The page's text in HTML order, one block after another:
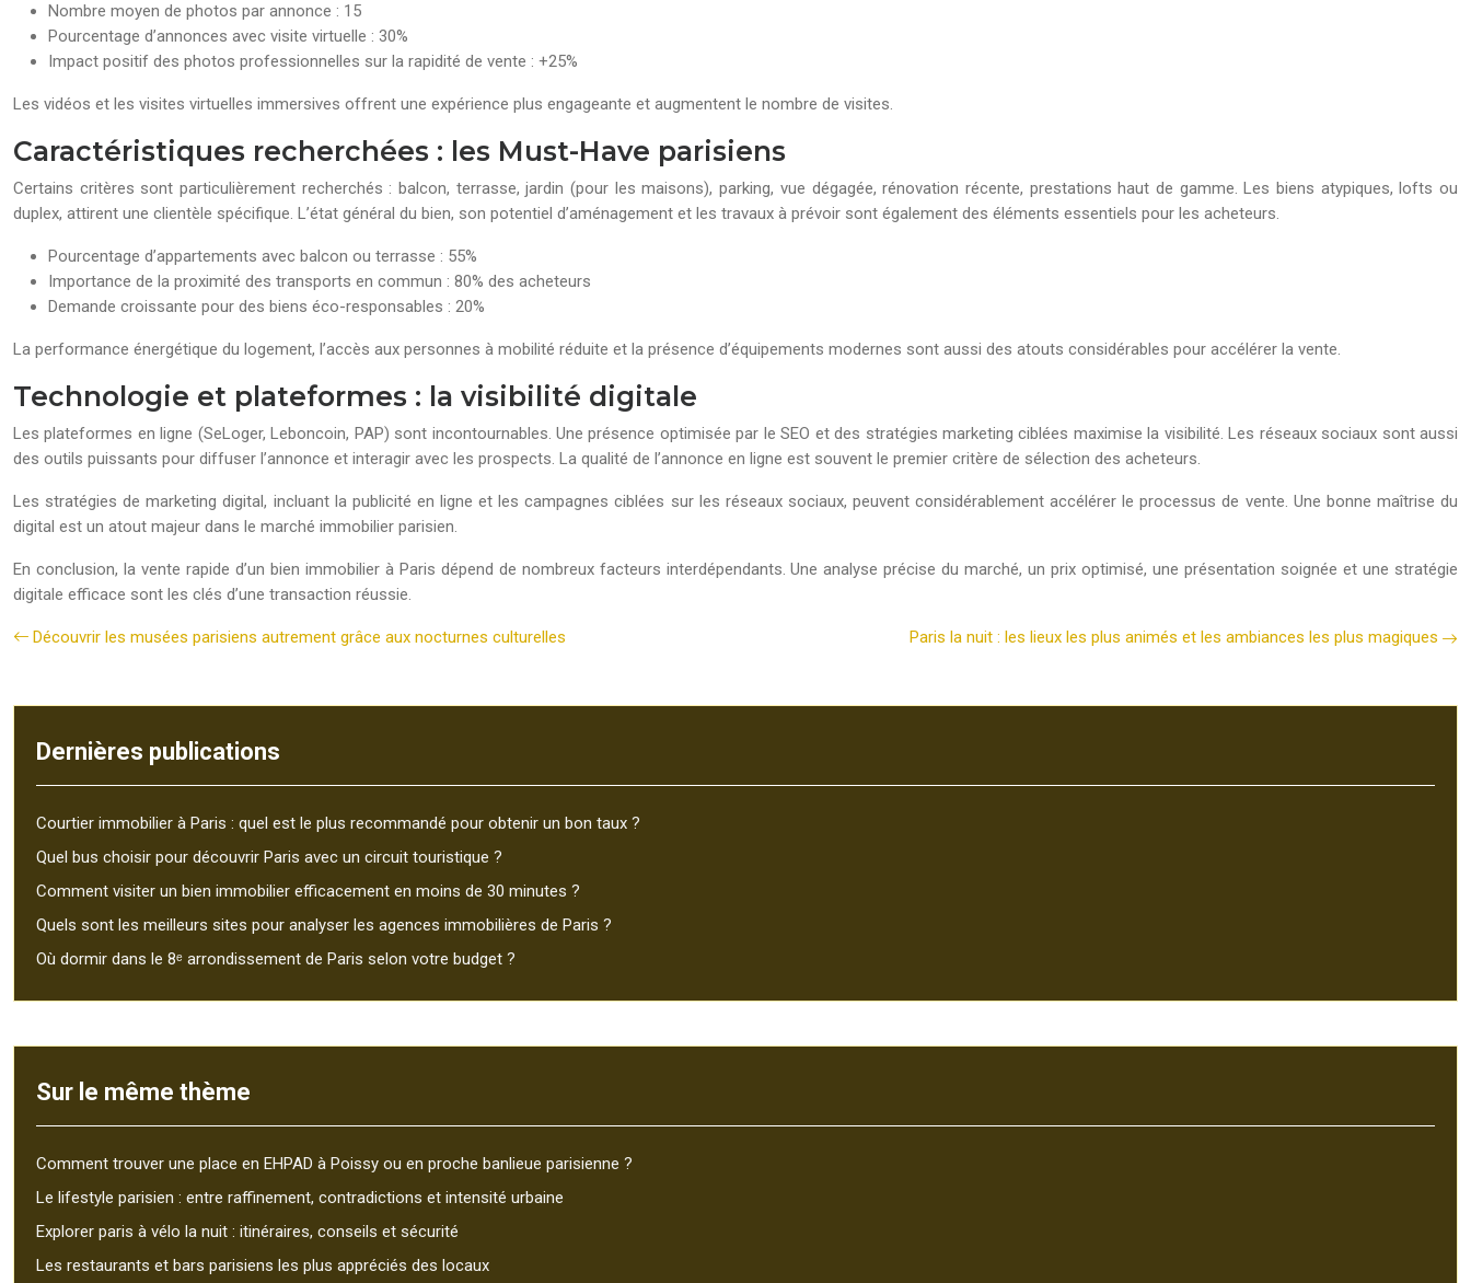
Nombre moyen de photos par annonce : 15
Pourcentage d’annonces avec visite virtuelle : 30%
Impact positif des photos professionnelles sur la rapidité de vente : +25%
Les vidéos et les visites virtuelles immersives offrent une expérience plus engageante et augmentent le nombre de visites.
Caractéristiques recherchées : les Must-Have parisiens
Certains critères sont particulièrement recherchés : balcon, terrasse, jardin (pour les maisons), parking, vue dégagée, rénovation récente, prestations haut de gamme. Les biens atypiques, lofts ou
duplex, attirent une clientèle spécifique. L’état général du bien, son potentiel d’aménagement et les travaux à prévoir sont également des éléments essentiels pour les acheteurs.
Pourcentage d’appartements avec balcon ou terrasse : 55%
Importance de la proximité des transports en commun : 80% des acheteurs
Demande croissante pour des biens éco-responsables : 20%
La performance énergétique du logement, l’accès aux personnes à mobilité réduite et la présence d’équipements modernes sont aussi des atouts considérables pour accélérer la vente.
Technologie et plateformes : la visibilité digitale
Les plateformes en ligne (SeLoger, Leboncoin, PAP) sont incontournables. Une présence optimisée par le SEO et des stratégies marketing ciblées maximise la visibilité. Les réseaux sociaux sont aussi
des outils puissants pour diffuser l’annonce et interagir avec les prospects. La qualité de l’annonce en ligne est souvent le premier critère de sélection des acheteurs.
Les stratégies de marketing digital, incluant la publicité en ligne et les campagnes ciblées sur les réseaux sociaux, peuvent considérablement accélérer le processus de vente. Une bonne maîtrise du
digital est un atout majeur dans le marché immobilier parisien.
En conclusion, la vente rapide d’un bien immobilier à Paris dépend de nombreux facteurs interdépendants. Une analyse précise du marché, un prix optimisé, une présentation soignée et une stratégie
digitale efficace sont les clés d’une transaction réussie.
Découvrir les musées parisiens autrement grâce aux nocturnes culturelles Paris la nuit : les lieux les plus animés et les ambiances les plus magiques
Dernières publications
Courtier immobilier à Paris : quel est le plus recommandé pour obtenir un bon taux ?
Quel bus choisir pour découvrir Paris avec un circuit touristique ?
Comment visiter un bien immobilier efficacement en moins de 30 minutes ?
Quels sont les meilleurs sites pour analyser les agences immobilières de Paris ?
Où dormir dans le 8ᵉ arrondissement de Paris selon votre budget ?
Sur le même thème
Comment trouver une place en EHPAD à Poissy ou en proche banlieue parisienne ?
Le lifestyle parisien : entre raffinement, contradictions et intensité urbaine
Explorer paris à vélo la nuit : itinéraires, conseils et sécurité
Les restaurants et bars parisiens les plus appréciés des locaux